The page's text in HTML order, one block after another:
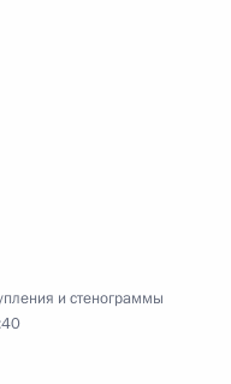
и стенограммы